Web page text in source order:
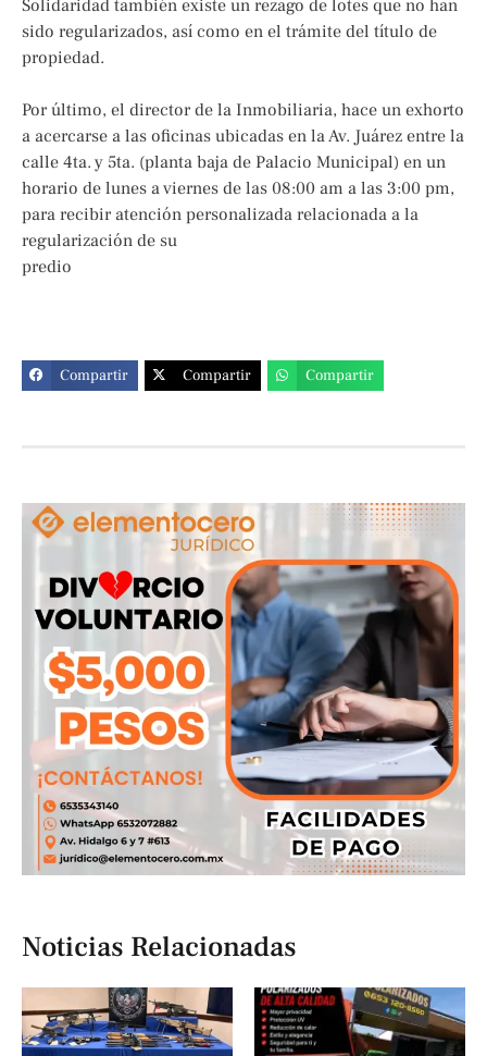
Solidaridad también existe un rezago de lotes que no han
sido regularizados, así como en el trámite del título de
propiedad.
Por último, el director de la Inmobiliaria, hace un exhorto
a acercarse a las oficinas ubicadas en la Av. Juárez entre la
calle 4ta. y 5ta. (planta baja de Palacio Municipal) en un
horario de lunes a viernes de las 08:00 am a las 3:00 pm,
para recibir atención personalizada relacionada a la
regularización de su
predio
Compartir Compartir Compartir
Noticias Relacionadas